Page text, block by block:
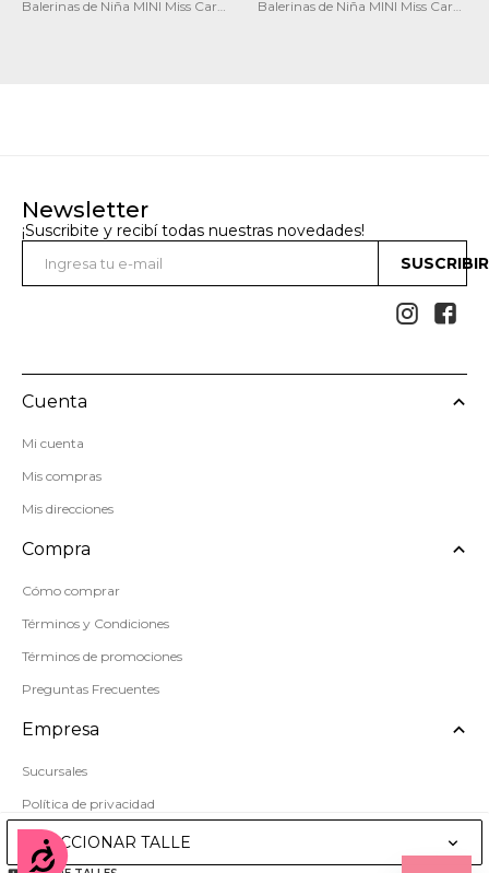
Accesibilidad
SELECCIONAR TALLE
Balerinas de Niña MINI Miss Carol
Balerinas de Niña MINI Miss Carol
Newsletter
¡Suscribite y recibí todas nuestras novedades!
 
Cuenta
Mi cuenta
Mis compras
Mis direcciones
Compra
Cómo comprar
Términos y Condiciones
Términos de promociones
Preguntas Frecuentes
Empresa
Sucursales
Política de privacidad
Mapa del sitio